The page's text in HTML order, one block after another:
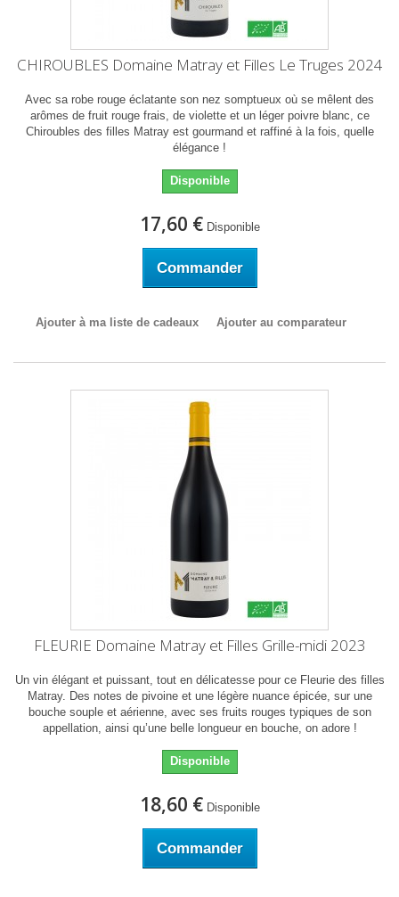
CHIROUBLES Domaine Matray et Filles Le Truges 2024
Avec sa robe rouge éclatante son nez somptueux où se mêlent des
arômes de fruit rouge frais, de violette et un léger poivre blanc, ce
Chiroubles des filles Matray est gourmand et raffiné à la fois, quelle
élégance !
Disponible
17,60 € Disponible
Commander
Ajouter à ma liste de cadeaux Ajouter au comparateur
FLEURIE Domaine Matray et Filles Grille-midi 2023
Un vin élégant et puissant, tout en délicatesse pour ce Fleurie des filles
Matray. Des notes de pivoine et une légère nuance épicée, sur une
bouche souple et aérienne, avec ses fruits rouges typiques de son
appellation, ainsi qu’une belle longueur en bouche, on adore !
Disponible
18,60 € Disponible
Commander